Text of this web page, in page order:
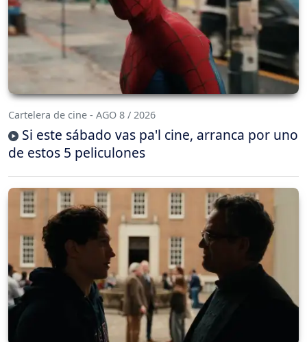
Cartelera de cine - AGO 8 / 2026
Si este sábado vas pa'l cine, arranca por uno
de estos 5 peliculones